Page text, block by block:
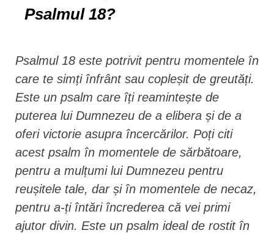
Psalmul 18?
Psalmul 18 este potrivit pentru momentele în
care te simți înfrânt sau copleșit de greutăți.
Este un psalm care îți reamintește de
puterea lui Dumnezeu de a elibera și de a
oferi victorie asupra încercărilor. Poți citi
acest psalm în momentele de sărbătoare,
pentru a mulțumi lui Dumnezeu pentru
reușitele tale, dar și în momentele de necaz,
pentru a-ți întări încrederea că vei primi
ajutor divin. Este un psalm ideal de rostit în